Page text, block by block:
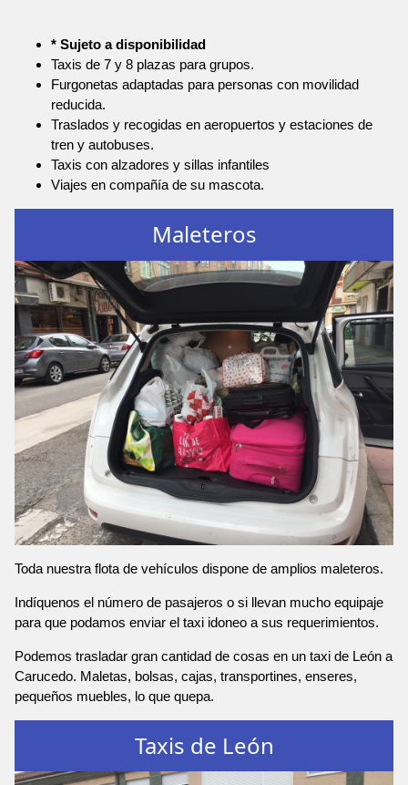
* Sujeto a disponibilidad
Taxis de 7 y 8 plazas para grupos.
Furgonetas adaptadas para personas con movilidad
reducida.
Traslados y recogidas en aeropuertos y estaciones de
tren y autobuses.
Taxis con alzadores y sillas infantiles
Viajes en compañía de su mascota.
Maleteros
Toda nuestra flota de vehículos dispone de amplios maleteros.
Indíquenos el número de pasajeros o si llevan mucho equipaje
para que podamos enviar el taxi idoneo a sus requerimientos.
Podemos trasladar gran cantidad de cosas en un taxi de León a
Carucedo. Maletas, bolsas, cajas, transportines, enseres,
pequeños muebles, lo que quepa.
Taxis de León